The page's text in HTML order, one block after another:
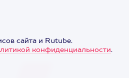
сайта и Rutube.
конфиденциальности.